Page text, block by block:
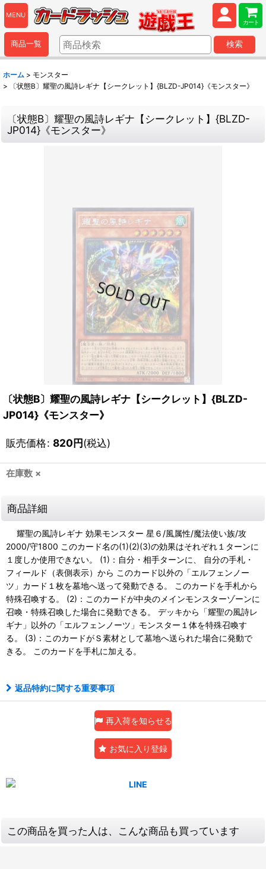
MENU
カート
商品一覧 検索
ホーム > モンスター
>
〔状態B〕耀聖の風詩レギナ【シークレット】{BLZD-JP014}《モンスター》
〔状態B〕耀聖の風詩レギナ【シークレット】{BLZD-
JP014}《モンスター》
〔状態B〕耀聖の風詩レギナ【シークレット】{BLZD-
JP014}《モンスター》
販売価格: 820円(税込)
在庫数 ×
商品詳細
耀聖の風詩レギナ 効果モンスター 星６/風属性/魔法使い族/攻
2000/守1800 このカード名の(1)(2)(3)の効果はそれぞれ１ターンに
１度しか使用できない。 (1)：自分・相手ターンに、 自分の手札・
フィールド（表側表示）から このカード以外の「エルフェンノー
ツ」カード１枚を墓地へ送って発動できる。 このカードを手札から
特殊召喚する。 (2)：このカードが中央のメインモンスターゾーンに
召喚・特殊召喚した場合に発動できる。 デッキから「耀聖の風詩レ
ギナ」以外の「エルフェンノーツ」モンスター１体を特殊召喚す
る。 (3)：このカードがＳ素材として墓地へ送られた場合に発動で
きる。 このカードを手札に加える。
返品特約に関する重要事項
再入荷を知らせる
お気に入り登録
この商品を買った人は、こんな商品も買っています